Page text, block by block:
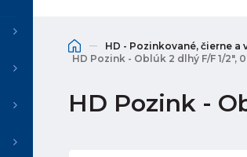
HD - Pozinkované, čierne a
HD Pozink - Oblúk 2 dlhý F/F 1/2",
HD Pozink -